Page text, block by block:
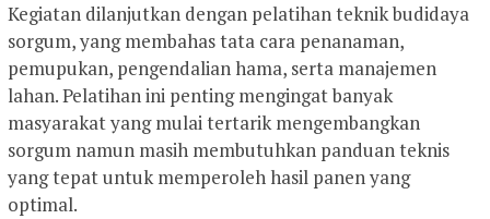
Kegiatan dilanjutkan dengan pelatihan teknik budidaya
sorgum, yang membahas tata cara penanaman,
pemupukan, pengendalian hama, serta manajemen
lahan. Pelatihan ini penting mengingat banyak
masyarakat yang mulai tertarik mengembangkan
sorgum namun masih membutuhkan panduan teknis
yang tepat untuk memperoleh hasil panen yang
optimal.